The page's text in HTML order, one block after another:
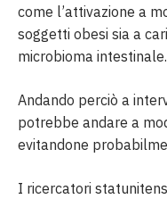
come l’attivazione a
soggetti obesi sia a
microbioma intestinale.
Andando perciò a
potrebbe andare a
evitandone
I ricercatori